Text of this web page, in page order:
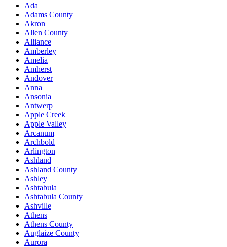
Ada
Adams County
Akron
Allen County
Alliance
Amberley
Amelia
Amherst
Andover
Anna
Ansonia
Antwerp
Apple Creek
Apple Valley
Arcanum
Archbold
Arlington
Ashland
Ashland County
Ashley
Ashtabula
Ashtabula County
Ashville
Athens
Athens County
Auglaize County
Aurora